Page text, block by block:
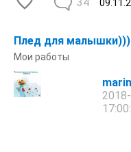
Плед для малышки)))
Мои работы